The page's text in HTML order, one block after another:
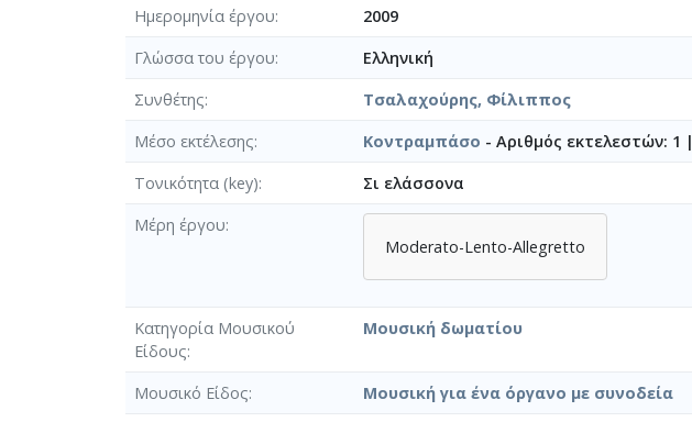
Ημερομηνία έργου
2009
Γλώσσα του έργου
Ελληνική
Συνθέτης
Τσαλαχούρης, Φίλιππος
Μέσο εκτέλεσης
Κοντραμπάσο - Αριθμός εκτελεστών: 1 |
Τονικότητα (key)
Σι ελάσσονα
Μέρη έργου
Moderato-Lento-Allegretto
Κατηγορία Μουσικού
Είδους
Μουσική δωματίου
Μουσικό Είδος
Μουσική για ένα όργανο με συνοδεία